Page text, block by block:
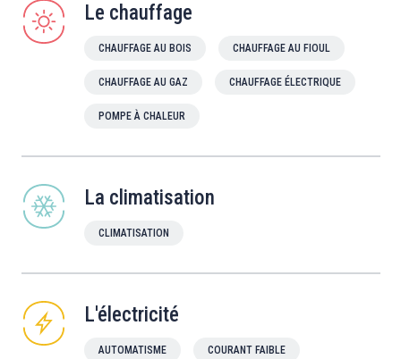
Le chauffage
CHAUFFAGE AU BOIS CHAUFFAGE AU FIOUL
CHAUFFAGE AU GAZ CHAUFFAGE ÉLECTRIQUE
POMPE À CHALEUR
La climatisation
CLIMATISATION
L'électricité
AUTOMATISME COURANT FAIBLE